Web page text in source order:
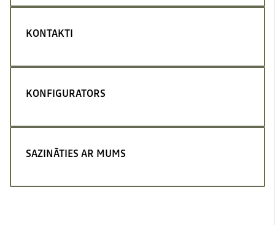
KONTAKTI
KONFIGURATORS
SAZINĀTIES AR MUMS